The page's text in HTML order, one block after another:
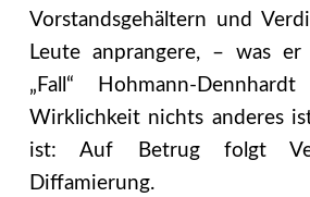
Vorstandsgehältern und
Leute anprangere, – was
„Fall“ Hohmann-
Wirklichkeit nichts anderes
ist: Auf Betrug folgt
Diffamierung.